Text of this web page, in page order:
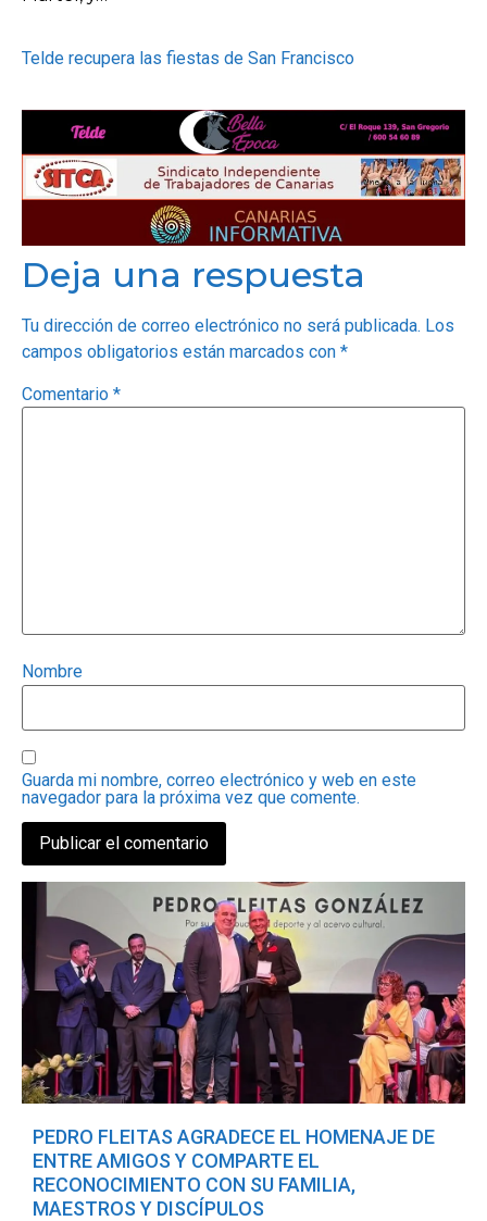
Telde recupera las fiestas de San Francisco
Deja una respuesta
Tu dirección de correo electrónico no será publicada. Los
campos obligatorios están marcados con *
Comentario *
Nombre
Guarda mi nombre, correo electrónico y web en este
navegador para la próxima vez que comente.
PEDRO FLEITAS AGRADECE EL HOMENAJE DE
ENTRE AMIGOS Y COMPARTE EL
RECONOCIMIENTO CON SU FAMILIA,
MAESTROS Y DISCÍPULOS